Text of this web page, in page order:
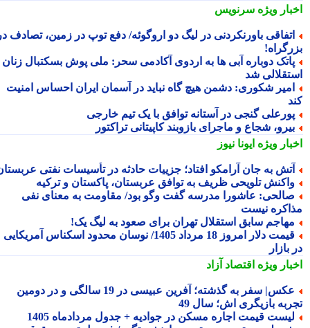
ویژهسرنویس
باورنکردنی در لیگ دو اروگوئه/ دفع توپ در زمین، تصادف در
دوباره آبی ها به اردوی آکادمی سحر: ملی پوش بسکتبال زنان
شد
شکوری: دشمن هیچ گاه نباید در آسمان ایران احساس امنیت
گنجی در آستانه توافق با یک تیم خارجی
شجاع و ماجرای بازوبند کاپیتانی تراکتور
ویژهایونا نیوز
به جان آرامکو افتاد؛ جزییات حادثه در تأسیسات نفتی عربستان
تلویحی ظریف به توافق عربستان، پاکستان و ترکیه
عاشورا مدرسه گفت وگو بود/ مقاومت به معنای نفی
نیست
سابق استقلال تهران برای صعود به لیگ یک!
قیمت دلار امروز 18 مرداد 1405/ نوسان محدود اسکناس آمریکایی
بازار
ویژهاقتصاد آزاد
عکس| سفر به گذشته؛ آفرین عبیسی در 19 سالگی و در دومین
بازیگری اش؛ سال 49
قیمت اجاره مسکن در جوادیه + جدول مردادماه 1405